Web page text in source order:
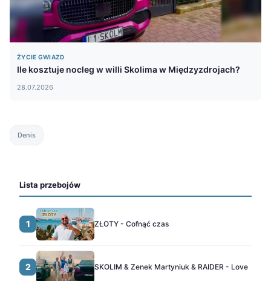
ŻYCIE GWIAZD
Ile kosztuje nocleg w willi Skolima w Międzyzdrojach?
28.07.2026
Denis
Lista przebojów
1 ZŁOTY - Cofnąć czas
2 SKOLIM & Zenek Martyniuk & RAIDER - Love